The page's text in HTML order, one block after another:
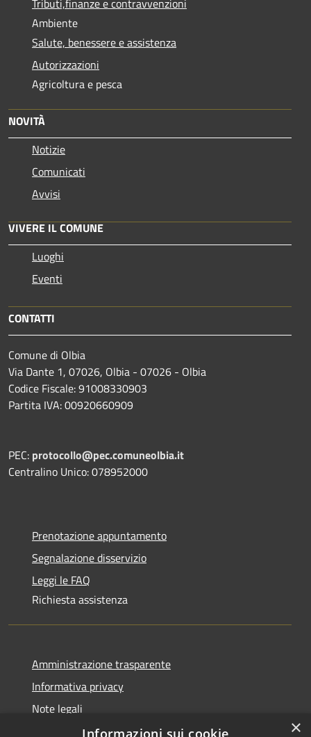
Tributi,finanze e contravvenzioni
Ambiente
Salute, benessere e assistenza
Autorizzazioni
Agricoltura e pesca
NOVITÀ
Notizie
Comunicati
Avvisi
VIVERE IL COMUNE
Luoghi
Eventi
CONTATTI
Comune di Olbia
Via Dante 1, 07026, Olbia - 07026 - Olbia
Codice Fiscale: 91008330903
Partita IVA: 00920660909
PEC: protocollo@pec.comuneolbia.it
Centralino Unico: 078952000
Prenotazione appuntamento
Segnalazione disservizio
Leggi le FAQ
Richiesta assistenza
Amministrazione trasparente
Informativa privacy
Note legali
Dichiarazione di accessibilità
×
Informazioni sui cookie